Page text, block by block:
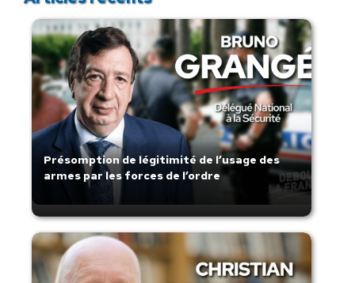
Présomption de légitimité de l’usage des
armes par les forces de l’ordre